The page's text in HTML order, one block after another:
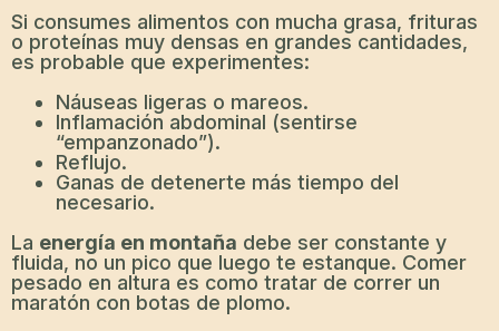
Si consumes alimentos con mucha grasa, frituras
o proteínas muy densas en grandes cantidades,
es probable que experimentes:
Náuseas ligeras o mareos.
Inflamación abdominal (sentirse
“empanzonado”).
Reflujo.
Ganas de detenerte más tiempo del
necesario.
La energía en montaña debe ser constante y
fluida, no un pico que luego te estanque. Comer
pesado en altura es como tratar de correr un
maratón con botas de plomo.